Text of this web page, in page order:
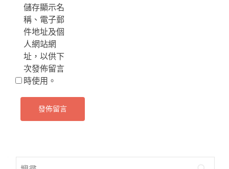
儲存顯示名
稱、電子郵
件地址及個
人網站網
址，以供下
次發佈留言
時使用。